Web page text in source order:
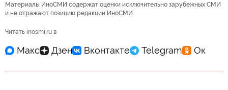
Материалы ИноСМИ содержат оценки исключительно зарубежных СМИ
и не отражают позицию редакции ИноСМИ
Читать inosmi.ru в